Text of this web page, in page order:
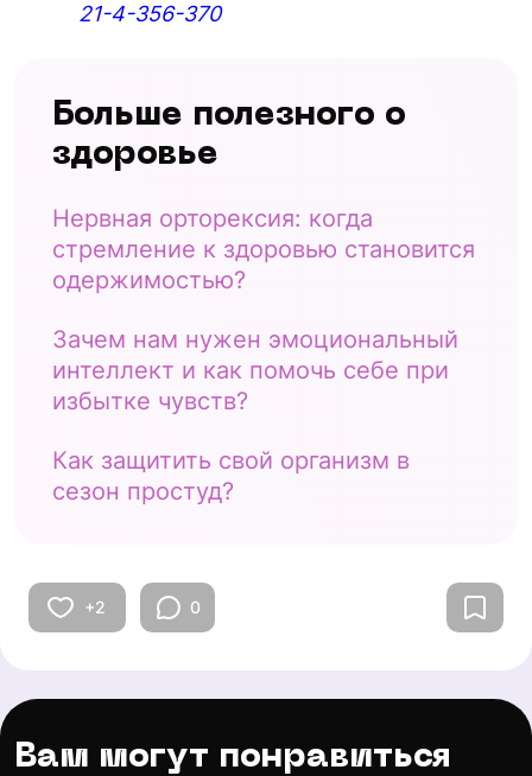
21-4-356-370
Больше полезного о
здоровье
Нервная орторексия: когда
стремление к здоровью становится
одержимостью?
Зачем нам нужен эмоциональный
интеллект и как помочь себе при
избытке чувств?
Как защитить свой организм в
сезон простуд?
+2 0
Вам могут понравиться